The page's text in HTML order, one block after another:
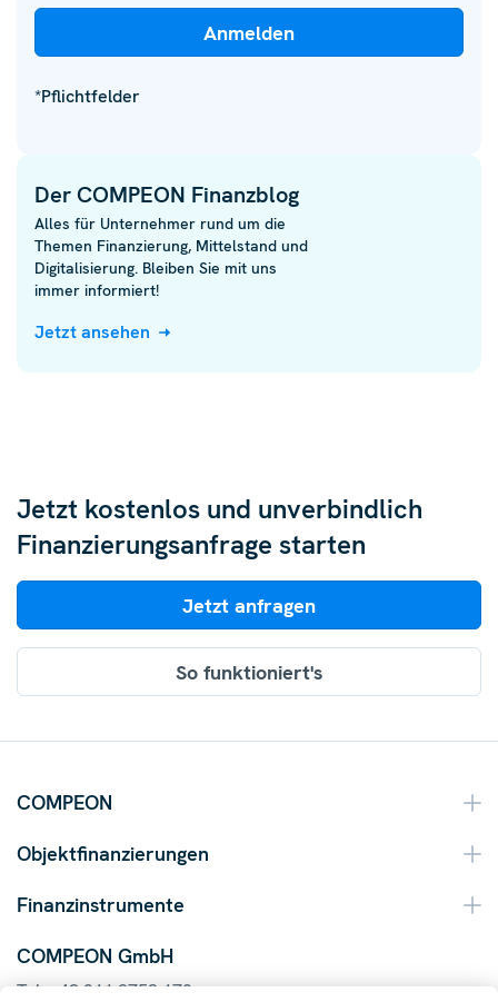
*Pflichtfelder
Der COMPEON Finanzblog
Alles für Unternehmer rund um die
Themen Finanzierung, Mittelstand und
Digitalisierung. Bleiben Sie mit uns
immer informiert!
Jetzt ansehen
Jetzt kostenlos und unverbindlich
Finanzierungsanfrage starten
Jetzt anfragen
So funktioniert's
COMPEON
Objektfinanzierungen
Finanzinstrumente
COMPEON GmbH
Tel. +49 211 9753 170